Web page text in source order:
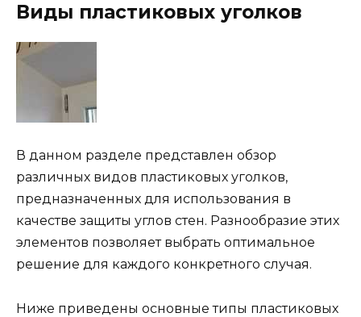
Виды пластиковых уголков
В данном разделе представлен обзор
различных видов пластиковых уголков,
предназначенных для использования в
качестве защиты углов стен. Разнообразие этих
элементов позволяет выбрать оптимальное
решение для каждого конкретного случая.
Ниже приведены основные типы пластиковых